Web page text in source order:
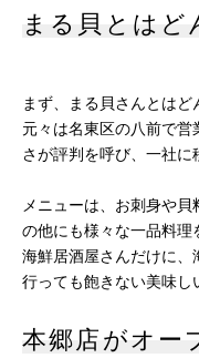
まる貝とはど
まず、まる貝さんとはど
元々は名東区の八前で営
さが評判を呼び、一社に
メニューは、お刺身や
の他にも様々な一品料理
海鮮居酒屋さんだけに、
行っても飽きない美味し
本郷店がオー